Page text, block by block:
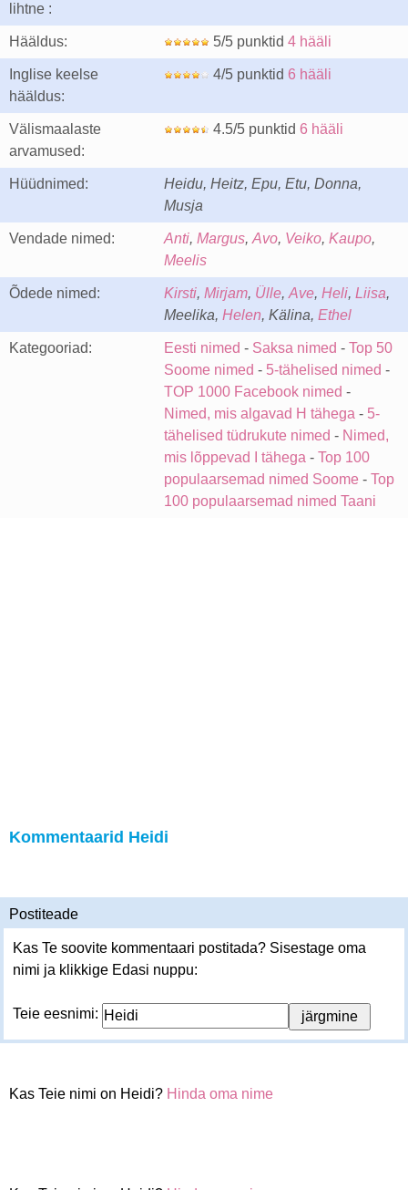
lihtne :
Hääldus: 5/5 punktid 4 hääli
Inglise keelse
hääldus:
4/5 punktid 6 hääli
Välismaalaste
arvamused:
4.5/5 punktid 6 hääli
Hüüdnimed:
Heidu, Heitz, Epu, Etu, Donna,
Musja
Vendade nimed: Anti, Margus, Avo, Veiko, Kaupo,
Meelis
Õdede nimed: Kirsti, Mirjam, Ülle, Ave, Heli, Liisa,
Meelika, Helen, Kälina, Ethel
Kategooriad: Eesti nimed - Saksa nimed - Top 50
Soome nimed - 5-tähelised nimed -
TOP 1000 Facebook nimed -
Nimed, mis algavad H tähega - 5-
tähelised tüdrukute nimed - Nimed,
mis lõppevad I tähega - Top 100
populaarsemad nimed Soome - Top
100 populaarsemad nimed Taani
Kommentaarid Heidi
Postiteade
Kas Te soovite kommentaari postitada? Sisestage oma
nimi ja klikkige Edasi nuppu:
Teie eesnimi:
Kas Teie nimi on Heidi? Hinda oma nime